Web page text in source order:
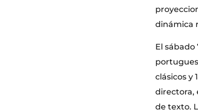
dinámica
El
clásicos y
directora,
de texto.